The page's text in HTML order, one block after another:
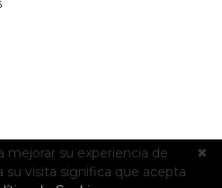
✖
mejorar su experiencia de
su visita significa que acepta